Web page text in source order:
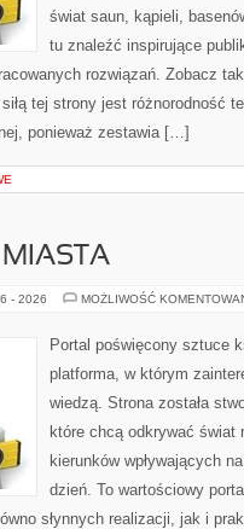
świat saun, kąpieli,
tu znaleźć inspirujące
rozwiązań. Zobacz
tej strony jest różnorodność
ponieważ zestawia […]
- 2026 MOŻLIWOŚĆ
Portal poświęcony sztuce
platforma, w którym
wiedzą. Strona została
które chcą odkrywać
kierunków wpływających
dzień. To wartościowy
słynnych realizacji, jak i